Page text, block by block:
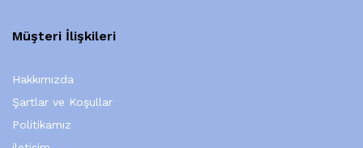
Müşteri İlişkileri
Hakkımızda
Şartlar ve Koşullar
Politikamız